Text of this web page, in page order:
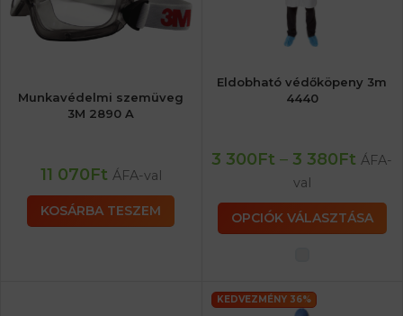
Munkavédelmi szemüveg
3M 2890 A
11 070Ft ÁFA-val
KOSÁRBA TESZEM
Eldobható védőköpeny 3m
4440
3 300Ft – 3 380Ft ÁFA-
val
OPCIÓK VÁLASZTÁSA
KEDVEZMÉNY 36%